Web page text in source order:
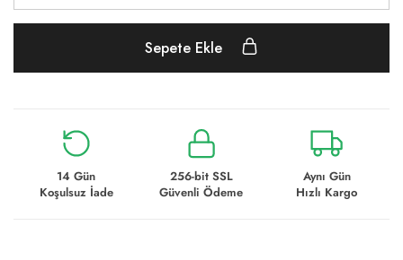
Sepete Ekle
14 Gün
Koşulsuz İade
256-bit SSL
Güvenli Ödeme
Aynı Gün
Hızlı Kargo